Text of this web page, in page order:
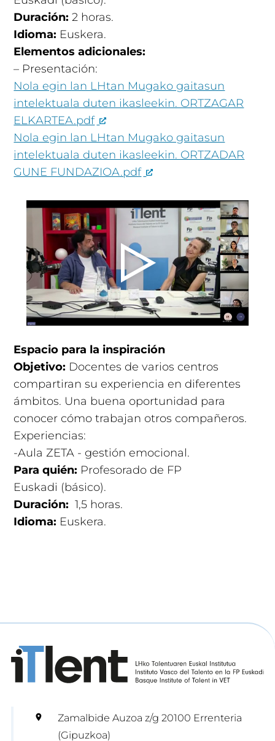
Duración: 2 horas.
Idioma: Euskera.
Elementos adicionales:
– Presentación:
Nola egin lan LHtan Mugako gaitasun
intelektuala duten ikasleekin. ORTZAGAR
ELKARTEA.pdf
Nola egin lan LHtan Mugako gaitasun
intelektuala duten ikasleekin. ORTZADAR
GUNE FUNDAZIOA.pdf
Espacio para la inspiración
Objetivo: Docentes de varios centros
compartiran su experiencia en diferentes
ámbitos. Una buena oportunidad para
conocer cómo trabajan otros compañeros.
Experiencias:
-Aula ZETA - gestión emocional.
Para quién: Profesorado de FP
Euskadi (básico).
Duración: 1,5 horas.
Idioma: Euskera.
Zamalbide Auzoa z/g 20100 Errenteria
(Gipuzkoa)